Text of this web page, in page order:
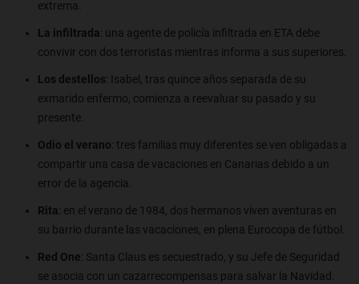
extrema.
La infiltrada: una agente de policía infiltrada en ETA debe
convivir con dos terroristas mientras informa a sus superiores.
Los destellos: Isabel, tras quince años separada de su
exmarido enfermo, comienza a reevaluar su pasado y su
presente.
Odio el verano: tres familias muy diferentes se ven obligadas a
compartir una casa de vacaciones en Canarias debido a un
error de la agencia.
Rita: en el verano de 1984, dos hermanos viven aventuras en
su barrio durante las vacaciones, en plena Eurocopa de fútbol.
Red One: Santa Claus es secuestrado, y su Jefe de Seguridad
se asocia con un cazarrecompensas para salvar la Navidad.